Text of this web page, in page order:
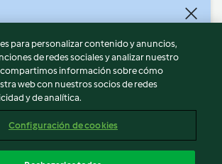
para personalizar contenido y anuncios,
de redes sociales y analizar nuestro
información sobre cómo
web con nuestros socios de redes
y de analítica.
Configuración de cookies